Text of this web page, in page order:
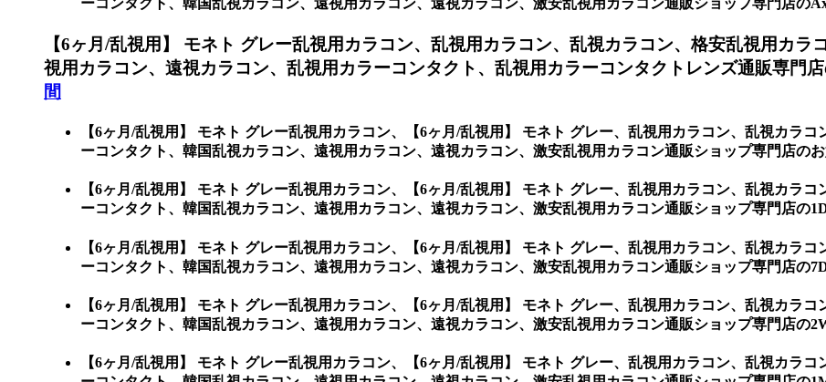
【6ヶ月/乱視用】 モネト グレー乱視用カラコン、 乱視用カラコン、乱視カラコン、格安乱視用カラ
視用カラコン、遠視カラコン、乱視用カラーコンタクト、乱視用カラーコンタクトレンズ通販専門
間
【6ヶ月/乱視用】 モネト グレー乱視用カラコン、
【6ヶ月/乱視用】 モネト グレー、乱視用カラコン、乱視カラ
ーコンタクト、韓国乱視カラコン、遠視用カラコン、遠視カラコン、激安乱視用カラコン通販ショップ専門店の
【6ヶ月/乱視用】 モネト グレー乱視用カラコン、
【6ヶ月/乱視用】 モネト グレー、乱視用カラコン、乱視カラ
ーコンタクト、韓国乱視カラコン、遠視用カラコン、遠視カラコン、激安乱視用カラコン通販ショップ専門店の
【6ヶ月/乱視用】 モネト グレー乱視用カラコン、
【6ヶ月/乱視用】 モネト グレー、乱視用カラコン、乱視カラ
ーコンタクト、韓国乱視カラコン、遠視用カラコン、遠視カラコン、激安乱視用カラコン通販ショップ専門店の
【6ヶ月/乱視用】 モネト グレー乱視用カラコン、
【6ヶ月/乱視用】 モネト グレー、乱視用カラコン、乱視カラ
ーコンタクト、韓国乱視カラコン、遠視用カラコン、遠視カラコン、激安乱視用カラコン通販ショップ専門店の
【6ヶ月/乱視用】 モネト グレー乱視用カラコン、
【6ヶ月/乱視用】 モネト グレー、乱視用カラコン、乱視カラ